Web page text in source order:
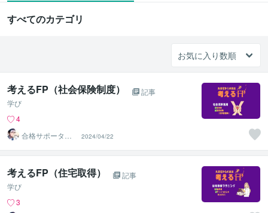
すべてのカテゴリ
考えるFP（社会保険制度）
記事
学び
4
合格サポータ
ー 佐々英流
（ササエル）
2024/04/22
考えるFP（住宅取得）
記事
学び
3